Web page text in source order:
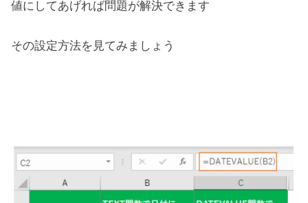
値にしてあげれば問題が解決できます
その設定方法を見てみましょう